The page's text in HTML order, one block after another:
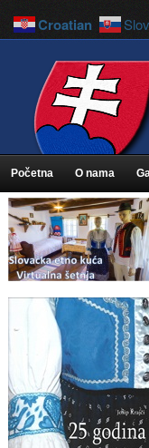
Početna O nama
Croatian